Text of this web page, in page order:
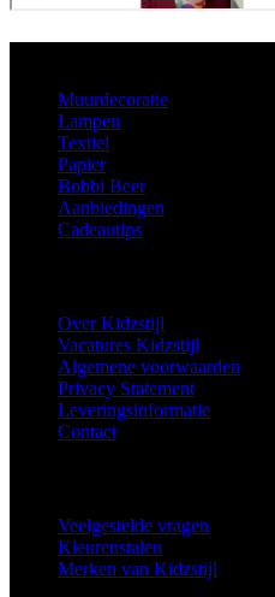
Muurdecoratie
Lampen
Textiel
Papier
Bobbi Beer
Aanbiedingen
Cadeautips
Over Kidzstijl
Vacatures Kidzstijl
Algemene voorwaarden
Privacy Statement
Leveringsinformatie
Contact
Veelgestelde vragen
Kleurenstalen
Merken van Kidzstijl